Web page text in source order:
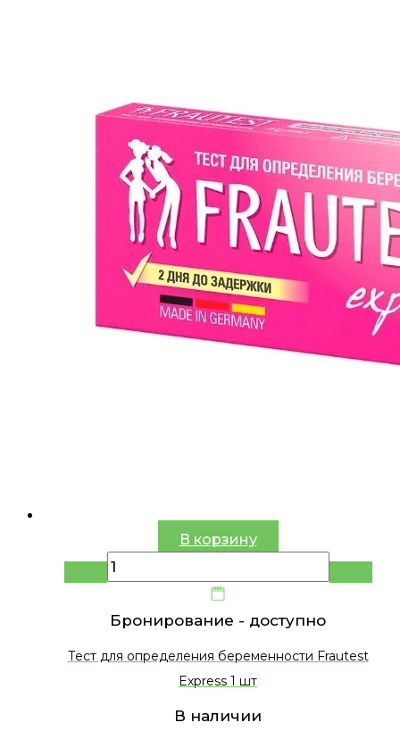
В корзину
Бронирование - доступно
Тест для определения беременности Frautest
Express 1 шт
В наличии